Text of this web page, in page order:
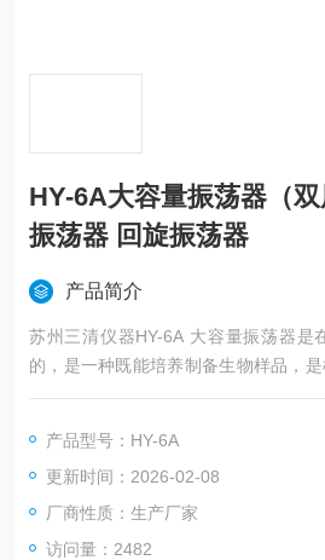
HY-6A大容量振荡器（
振荡器 回旋振荡器
产品简介
苏州三清仪器HY-6A 大容量振荡器是
的，是一种既能培养制备生物样品，
物制品、遗传、病毒、医学、环保等科
产品型号：HY-6A
更新时间：2026-02-08
厂商性质：生产厂家
访问量：2482